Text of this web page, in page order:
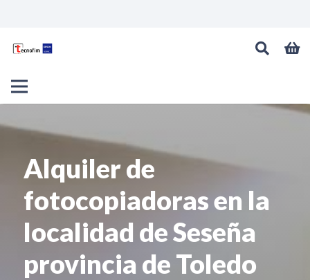
Alquiler de
fotocopiadoras en la
localidad de Seseña
provincia de Toledo